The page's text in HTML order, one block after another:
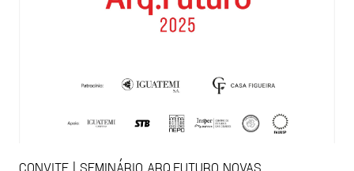
CONVITE | SEMINÁRIO ARQ.FUTURO NOVAS